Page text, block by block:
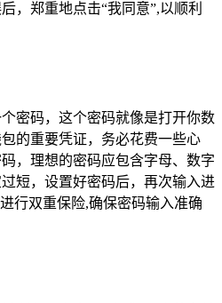
，郑重地点击“我同意”,以顺利
密码，这个密码就像是打开你数
的重要凭证，务必花费一些心
，理想的密码应包含字母、数字
短，设置好密码后，再次输入进
行双重保险,确保密码输入准确